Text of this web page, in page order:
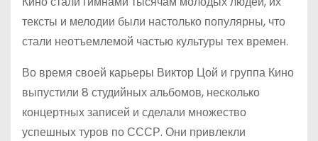
тексты и мелодии были настолько популярны, что
стали неотъемлемой частью культуры тех времен.
Во время своей карьеры Виктор Цой и группа Кино
выпустили 8 студийных альбомов, несколько
концертных записей и сделали множество
успешных туров по СССР. Они привлекли